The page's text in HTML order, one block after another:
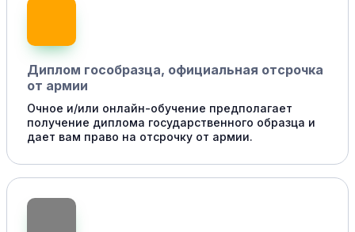
Диплом гособразца, официальная отсрочка
от армии
Очное и/или онлайн-обучение предполагает
получение диплома государственного образца и
дает вам право на отсрочку от армии.